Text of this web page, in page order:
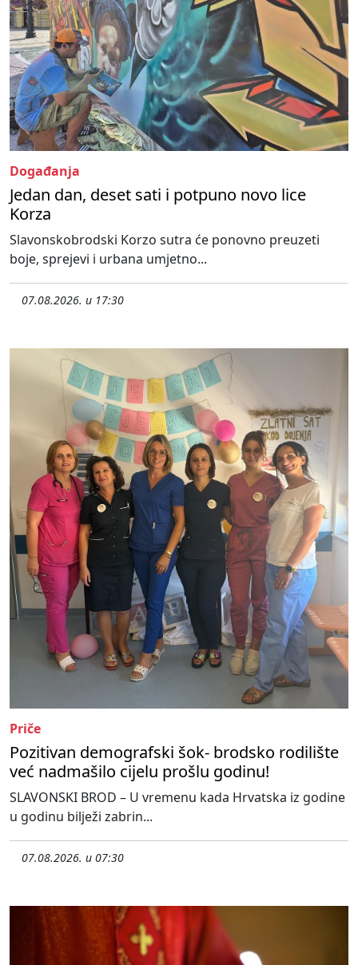
Događanja
Jedan dan, deset sati i potpuno novo lice
Korza
Slavonskobrodski Korzo sutra će ponovno preuzeti
boje, sprejevi i urbana umjetno...
07.08.2026. u 17:30
Priče
Pozitivan demografski šok- brodsko rodilište
već nadmašilo cijelu prošlu godinu!
SLAVONSKI BROD – U vremenu kada Hrvatska iz godine
u godinu bilježi zabrin...
07.08.2026. u 07:30